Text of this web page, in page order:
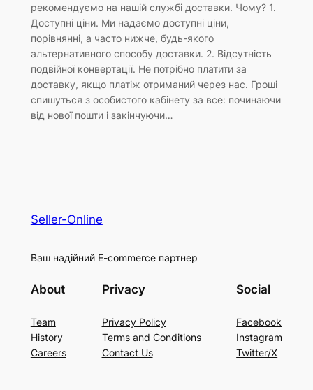
рекомендуємо на нашій службі доставки. Чому? 1.
Доступні ціни. Ми надаємо доступні ціни,
порівнянні, а часто нижче, будь-якого
альтернативного способу доставки. 2. Відсутність
подвійної конвертації. Не потрібно платити за
доставку, якщо платіж отриманий через нас. Гроші
спишуться з особистого кабінету за все: починаючи
від нової пошти і закінчуючи…
Seller-Online
Ваш надійний E-commerce партнер
About
Team
History
Careers
Privacy
Privacy Policy
Terms and Conditions
Contact Us
Social
Facebook
Instagram
Twitter/X